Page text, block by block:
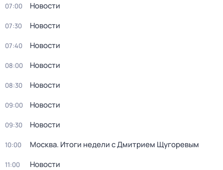
07:00 Новости
07:30 Новости
07:40 Новости
08:00 Новости
08:30 Новости
09:00 Новости
09:30 Новости
10:00 Москва. Итоги недели с Дмитрием Щугоревым
11:00 Новости